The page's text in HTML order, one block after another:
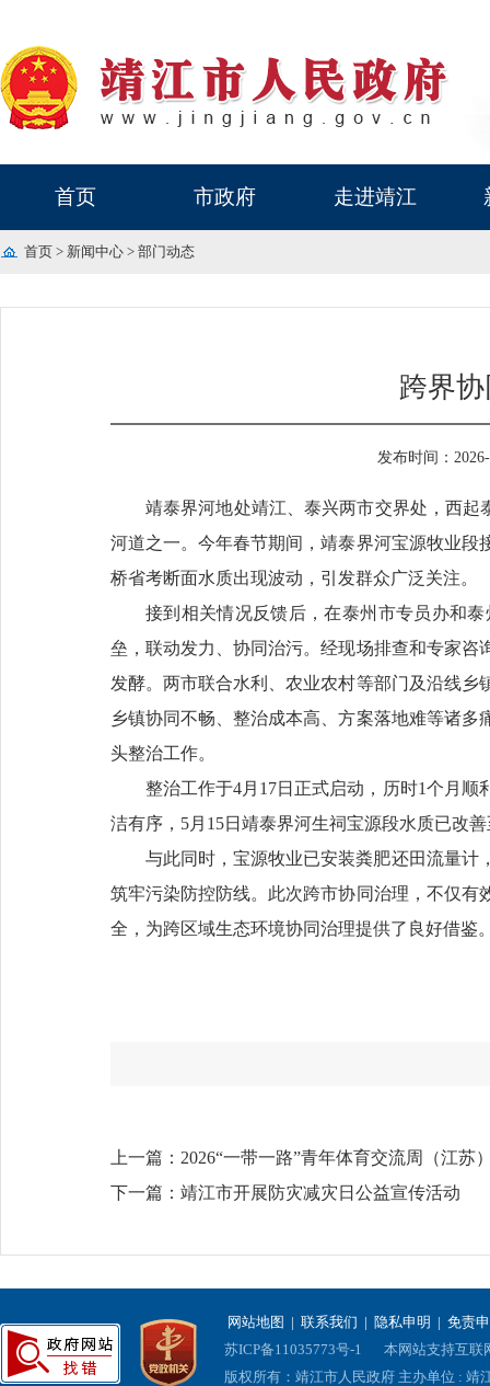
首页 市政府 走进靖江
首页 > 新闻中心 > 部门动态
跨界
发布时间：
靖泰界河地处靖江、泰兴两市交界处，西
河道之一。今年春节期间，靖泰界河宝源牧业
桥省考断面水质出现波动，引发群众广泛关注。
接到相关情况反馈后，在泰州市专员办和
垒，联动发力、协同治污。经现场排查和专家
发酵。两市联合水利、农业农村等部门及沿线
乡镇协同不畅、整治成本高、方案落地难等诸
头整治工作。
整治工作于4月17日正式启动，历时1个月
洁有序，5月15日靖泰界河生祠宝源段水质已改
与此同时，宝源牧业已安装粪肥还田流量计
筑牢污染防控防线。此次跨市协同治理，不仅
全，为跨区域生态环境协同治理提供了良好借鉴
上一篇： 2026“一带一路”青年体育交流周（江苏
下一篇： 靖江市开展防灾减灾日公益宣传活动
网站地图 | 联系我们 | 隐私申明 | 免责
苏ICP备11035773号-1
本网站支持互联
版权所有：靖江市人民政府 主办单位 : 靖